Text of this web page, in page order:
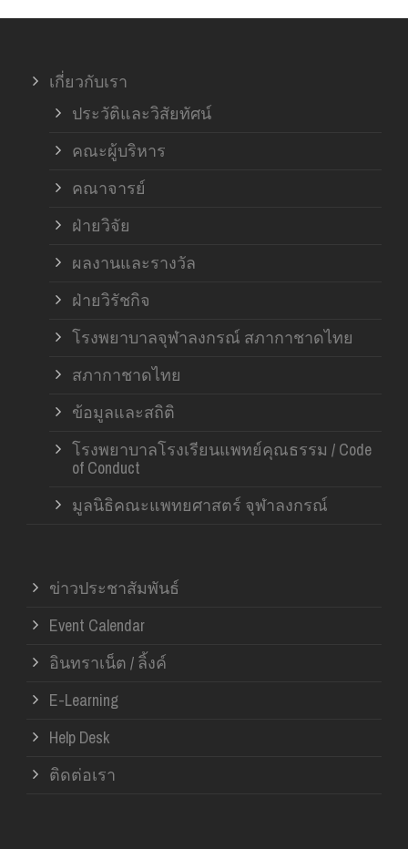
เกี่ยวกับเรา
ประวัติและวิสัยทัศน์
คณะผู้บริหาร
คณาจารย์
ฝ่ายวิจัย
ผลงานและรางวัล
ฝ่ายวิรัชกิจ
โรงพยาบาลจุฬาลงกรณ์ สภากาชาดไทย
สภากาชาดไทย
ข้อมูลและสถิติ
โรงพยาบาลโรงเรียนแพทย์คุณธรรม / Code
of Conduct
มูลนิธิคณะแพทยศาสตร์ จุฬาลงกรณ์
ข่าวประชาสัมพันธ์
Event Calendar
อินทราเน็ต / ลิ้งค์
E-Learning
Help Desk
ติดต่อเรา